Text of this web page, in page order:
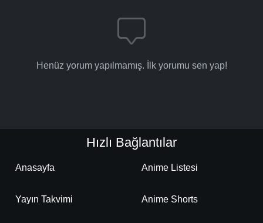
Henüz yorum yapılmamış. İlk yorumu sen yap!
Hızlı Bağlantılar
Anasayfa Anime Listesi
Yayın Takvimi Anime Shorts